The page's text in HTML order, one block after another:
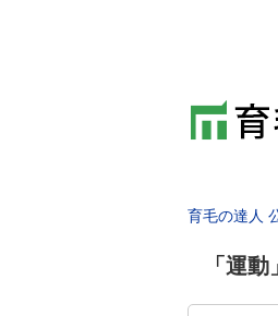
育毛の達人
「 運動